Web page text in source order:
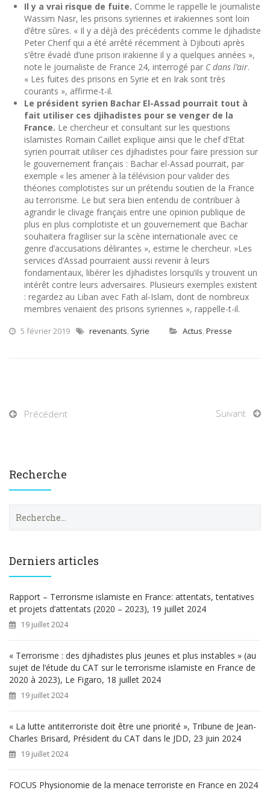
Il y a vrai risque de fuite. Comme le rappelle le journaliste
Wassim Nasr, les prisons syriennes et irakiennes sont loin
d’être sûres. « Il y a déjà des précédents comme le djihadiste
Peter Cherif qui a été arrêté récemment à Djibouti après
s’être évadé d’une prison irakienne il y a quelques années »,
note le journaliste de France 24, interrogé par C dans l’air.
« Les fuites des prisons en Syrie et en Irak sont très
courants », affirme-t-il.
Le président syrien Bachar El-Assad pourrait tout à
fait utiliser ces djihadistes pour se venger de la
France. Le chercheur et consultant sur les questions
islamistes Romain Caillet explique ainsi que le chef d’Etat
syrien pourrait utiliser ces djihadistes pour faire pression sur
le gouvernement français : Bachar el-Assad pourrait, par
exemple « les amener à la télévision pour valider des
théories complotistes sur un prétendu soutien de la France
au terrorisme. Le but sera bien entendu de contribuer à
agrandir le clivage français entre une opinion publique de
plus en plus complotiste et un gouvernement que Bachar
souhaitera fragiliser sur la scène internationale avec ce
genre d’accusations délirantes », estime le chercheur. »Les
services d’Assad pourraient aussi revenir à leurs
fondamentaux, libérer les djihadistes lorsqu’ils y trouvent un
intérêt contre leurs adversaires. Plusieurs exemples existent
: regardez au Liban avec Fath al-Islam, dont de nombreux
membres venaient des prisons syriennes », rappelle-t-il.
5 février 2019 revenants, Syrie Actus, Presse
Précédent Suivant
Recherche
e
h
e
r
Derniers articles
Rapport – Terrorisme islamiste en France: attentats, tentatives
et projets d’attentats (2020 – 2023), 19 juillet 2024
19 juillet 2024
« Terrorisme : des djihadistes plus jeunes et plus instables » (au
sujet de l’étude du CAT sur le terrorisme islamiste en France de
2020 à 2023), Le Figaro, 18 juillet 2024
19 juillet 2024
« La lutte antiterroriste doit être une priorité », Tribune de Jean-
Charles Brisard, Président du CAT dans le JDD, 23 juin 2024
19 juillet 2024
FOCUS Physionomie de la menace terroriste en France en 2024